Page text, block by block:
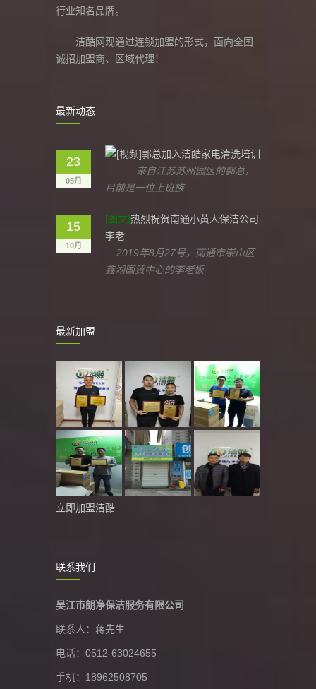
行业知名品牌。
洁酷网现通过连锁加盟的形式，面向全国
诚招加盟商、区域代理！
最新动态
23
05月
郭总加入洁酷家电清洗培训
来自江苏苏州园区的郭总，
目前是一位上班族
15
10月
[图文]热烈祝贺南通小黄人保洁公司
李老
2019年8月27号，南通市崇山区
鑫湖国贸中心的李老板
最新加盟
立即加盟洁酷
联系我们
吴江市朗净保洁服务有限公司
联系人：蒋先生
电话：0512-63024655
手机：18962508705